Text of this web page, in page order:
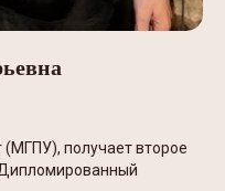
получает второе